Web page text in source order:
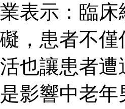
業表示：臨
礙，患者不
活也讓患者
是影響中老